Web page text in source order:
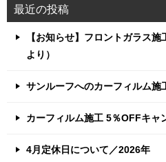
最近の投稿
【お知らせ】フロントガラス
より）
サンルーフへのカーフィルム施
カーフィルム施工 5％OFFキャ
4月定休日について／2026年